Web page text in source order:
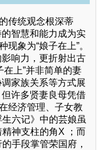
传统观念根深蒂
智慧和能力成为实
现象为“娘子在上”。
响力，更折射出古
在上”并非简单的妻
家族关系等方式展
许多贤妻良母凭借
经济管理、子女教
六记》中的芸娘虽
神支柱的角X ；而
手段掌管荣国府，